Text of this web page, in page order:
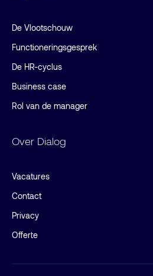
De Vlootschouw
Functioneringsgesprek
De HR-cyclus
Business case
Rol van de manager
Over Dialog
Vacatures
Contact
Privacy
Offerte